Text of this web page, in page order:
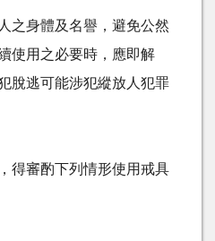
之身體及名譽，避免公然
使用之必要時，應即解
脫逃可能涉犯縱放人犯罪
得審酌下列情形使用戒具